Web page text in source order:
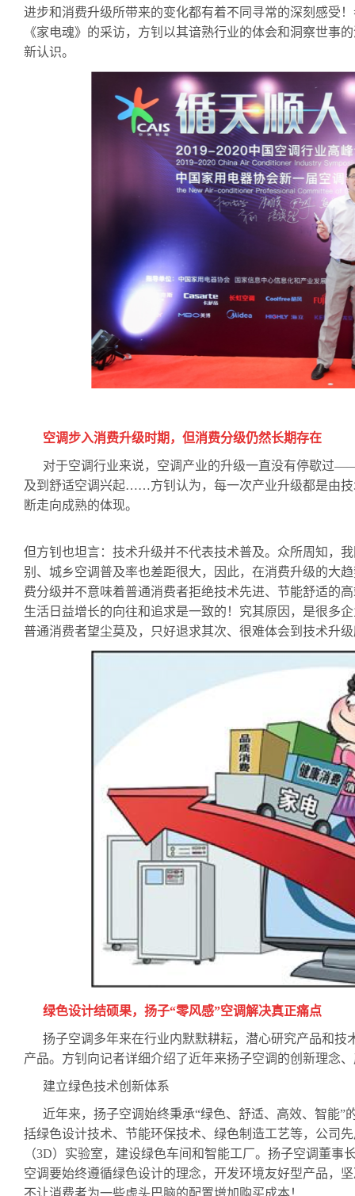
进步和消费升级所带来的变化都有着不同寻常的深刻感受
《家电魂》的采访，方钊以其谙熟行业的体会和洞察世事
新认识。
空调步入消费升级时期，但消费分级仍然长期存在
对于空调行业来说，空调产业的升级一直没有停歇过
及到舒适空调兴起……方钊认为，每一次产业升级都是由
断走向成熟的体现。
但方钊也坦言：技术升级并不代表技术普及。众所周知，
别、城乡空调普及率也差距很大，因此，在消费升级的大
费分级并不意味着普通消费者拒绝技术先进、节能舒适
生活日益增长的向往和追求是一致的！究其原因，是很多
普通消费者望尘莫及，只好退求其次、很难体会到技术升
绿色设计结硕果，扬子“零风感”空调解决真正痛点
扬子空调多年来在行业内默默耕耘，潜心研究产品和技
产品。方钊向记者详细介绍了近年来扬子空调的创新理念
建立绿色技术创新体系
近年来，扬子空调始终秉承“绿色、舒适、高效、智能
括绿色设计技术、节能环保技术、绿色制造工艺等，公司
（3D）实验室，建设绿色车间和智能工厂。扬子空调董事
空调要始终遵循绿色设计的理念，开发环境友好型产品，
不让消费者为一些虚头巴脑的配置增加购买成本！